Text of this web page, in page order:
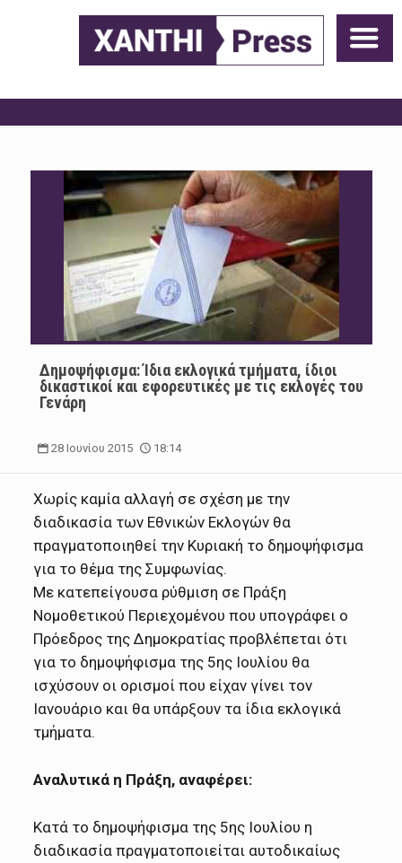
Δημοψήφισμα: Ίδια εκλογικά τμήματα, ίδιοι
δικαστικοί και εφορευτικές με τις εκλογές του
Γενάρη
28 Ιουνίου 2015 18:14
Χωρίς καμία αλλαγή σε σχέση με την
διαδικασία των Εθνικών Εκλογών θα
πραγματοποιηθεί την Κυριακή το δημοψήφισμα
για το θέμα της Συμφωνίας.
Με κατεπείγουσα ρύθμιση σε Πράξη
Νομοθετικού Περιεχομένου που υπογράφει ο
Πρόεδρος της Δημοκρατίας προβλέπεται ότι
για το δημοψήφισμα της 5ης Ιουλίου θα
ισχύσουν οι ορισμοί που είχαν γίνει τον
Ιανουάριο και θα υπάρξουν τα ίδια εκλογικά
τμήματα.
Αναλυτικά η Πράξη, αναφέρει:
Κατά το δημοψήφισμα της 5ης Ιουλίου η
διαδικασία πραγματοποιείται αυτοδικαίως